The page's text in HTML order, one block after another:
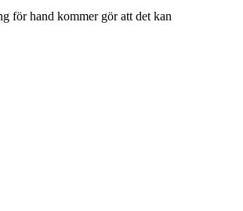
för hand kommer gör att det kan